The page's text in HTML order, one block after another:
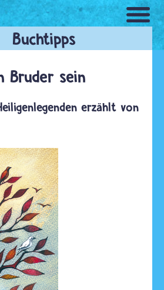
Bruder sein
erzählt von